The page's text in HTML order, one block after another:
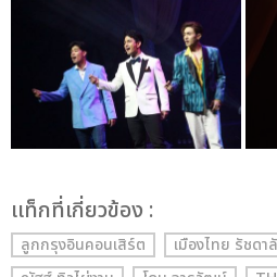
เเท็กที่เกี่ยวข้อง :
ลูกกรุงอินคอนเสิร์ต เมืองไทย รัชดา